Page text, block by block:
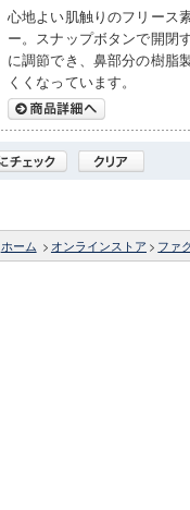
心地よい肌触りのフリース
ー。スナップボタンで開閉
に調節でき、鼻部分の樹脂
くくなっています。
ホーム > オンラインストア > ファ